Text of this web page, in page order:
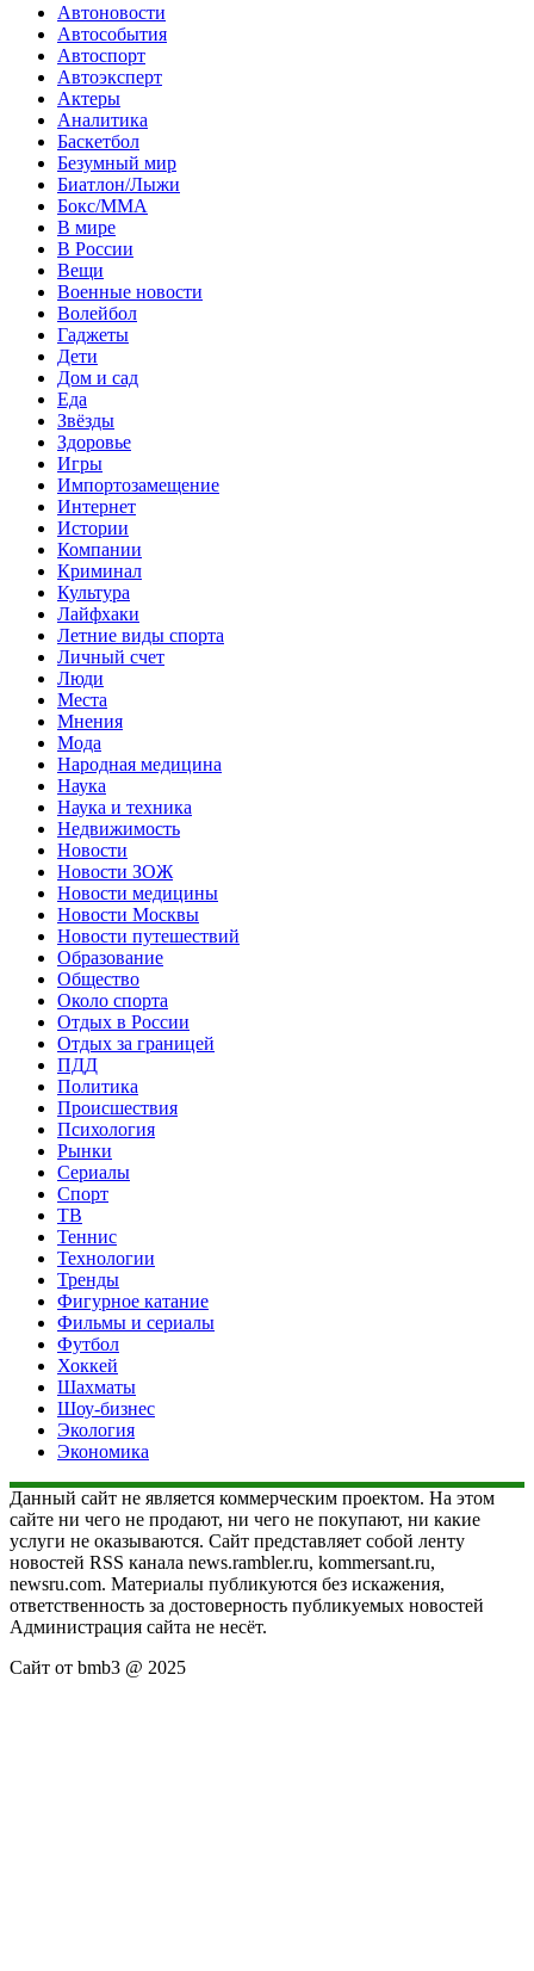
Автоновости
Автособытия
Автоспорт
Автоэксперт
Актеры
Аналитика
Баскетбол
Безумный мир
Биатлон/Лыжи
Бокс/MMA
В мире
В России
Вещи
Военные новости
Волейбол
Гаджеты
Дети
Дом и сад
Еда
Звёзды
Здоровье
Игры
Импортозамещение
Интернет
Истории
Компании
Криминал
Культура
Лайфхаки
Летние виды спорта
Личный счет
Люди
Места
Мнения
Мода
Народная медицина
Наука
Наука и техника
Недвижимость
Новости
Новости ЗОЖ
Новости медицины
Новости Москвы
Новости путешествий
Образование
Общество
Около спорта
Отдых в России
Отдых за границей
ПДД
Политика
Происшествия
Психология
Рынки
Сериалы
Спорт
ТВ
Теннис
Технологии
Тренды
Фигурное катание
Фильмы и сериалы
Футбол
Хоккей
Шахматы
Шоу-бизнес
Экология
Экономика
Данный сайт не является коммерческим проектом. На этом
сайте ни чего не продают, ни чего не покупают, ни какие
услуги не оказываются. Сайт представляет собой ленту
новостей RSS канала news.rambler.ru, kommersant.ru,
newsru.com. Материалы публикуются без искажения,
ответственность за достоверность публикуемых новостей
Администрация сайта не несёт.
Сайт от bmb3 @ 2025